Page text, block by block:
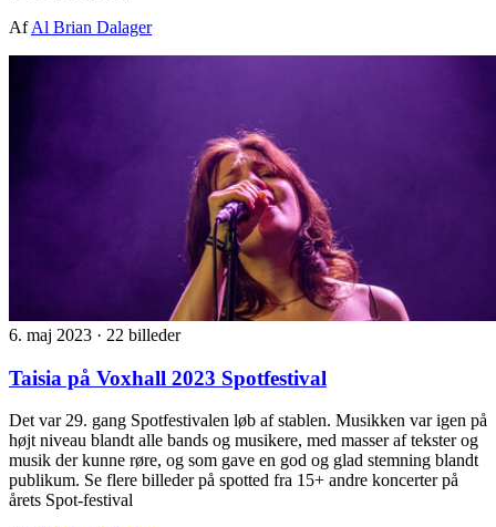
AfAl Brian Dalager
6. maj 2023 · 22 billeder
Taisia på Voxhall 2023 Spotfestival
Det var 29. gang Spotfestivalen løb af stablen. Musikken var igen på
højt niveau blandt alle bands og musikere, med masser af tekster og
musik der kunne røre, og som gave en god og glad stemning blandt
publikum. Se flere billeder på spotted fra 15+ andre koncerter på
årets Spot-festival